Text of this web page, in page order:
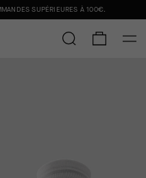
SUPÉRIEURES À 100€.